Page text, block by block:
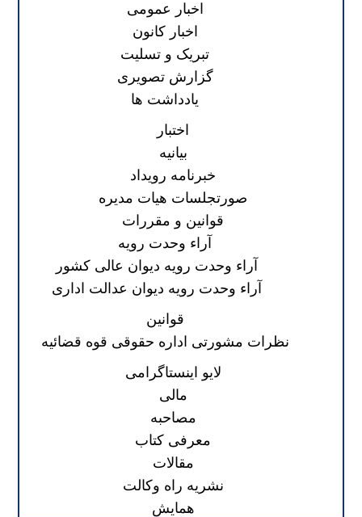
اخبار عمومی
اخبار کانون
تبریک و تسلیت
گزارش تصویری
یادداشت ها
اختبار
بیانیه
خبرنامه رویداد
صورتجلسات هیات مدیره
قوانین و مقررات
آراء وحدت رویه
آراء وحدت رویه دیوان عالی کشور
آراء وحدت رویه دیوان عدالت اداری
قوانین
نظرات مشورتی اداره حقوقی قوه قضائیه
لایو اینستاگرامی
مالی
مصاحبه
معرفی کتاب
مقالات
نشریه راه وکالت
همایش